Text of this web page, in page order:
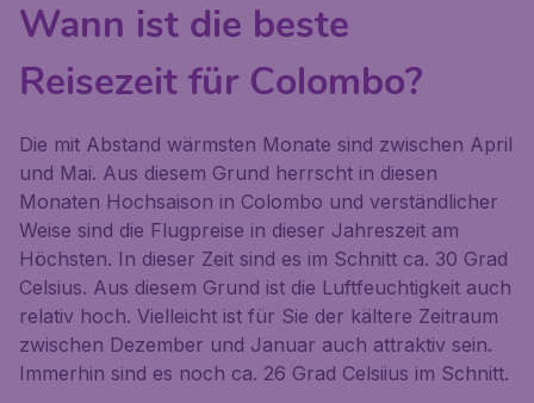
Wann ist die beste
Reisezeit für Colombo?
Die mit Abstand wärmsten Monate sind zwischen April
und Mai. Aus diesem Grund herrscht in diesen
Monaten Hochsaison in Colombo und verständlicher
Weise sind die Flugpreise in dieser Jahreszeit am
Höchsten. In dieser Zeit sind es im Schnitt ca. 30 Grad
Celsius. Aus diesem Grund ist die Luftfeuchtigkeit auch
relativ hoch. Vielleicht ist für Sie der kältere Zeitraum
zwischen Dezember und Januar auch attraktiv sein.
Immerhin sind es noch ca. 26 Grad Celsiius im Schnitt.